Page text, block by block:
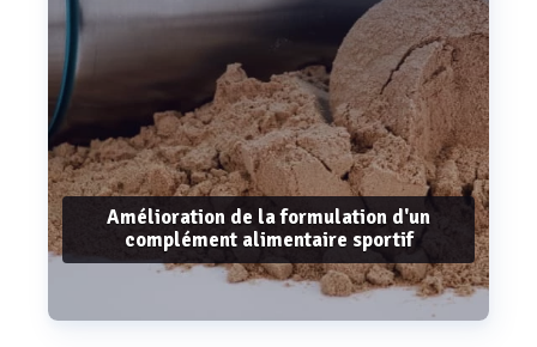
Amélioration de la formulation d'un
complément alimentaire sportif